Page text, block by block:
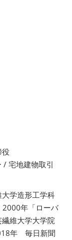
役
/ 宅地建物取引
学造形工学科
2000年「ローバ
維大学大学院
年 毎日新聞